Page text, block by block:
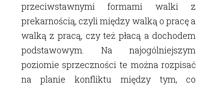
przeciwstawnymi formami walki z
prekarnością, czyli między walką o pracę a
walką z pracą, czy też płacą a dochodem
podstawowym. Na najogólniejszym
poziomie sprzeczności te można rozpisać
na planie konfliktu między tym, co